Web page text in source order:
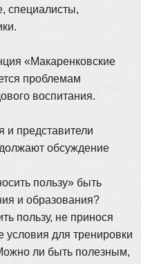
специалисты,
«Макаренковские
проблемам
воспитания.
и представители
обсуждение
пользу» быть
и образования?
пользу, не принося
для тренировки
ли быть полезным,